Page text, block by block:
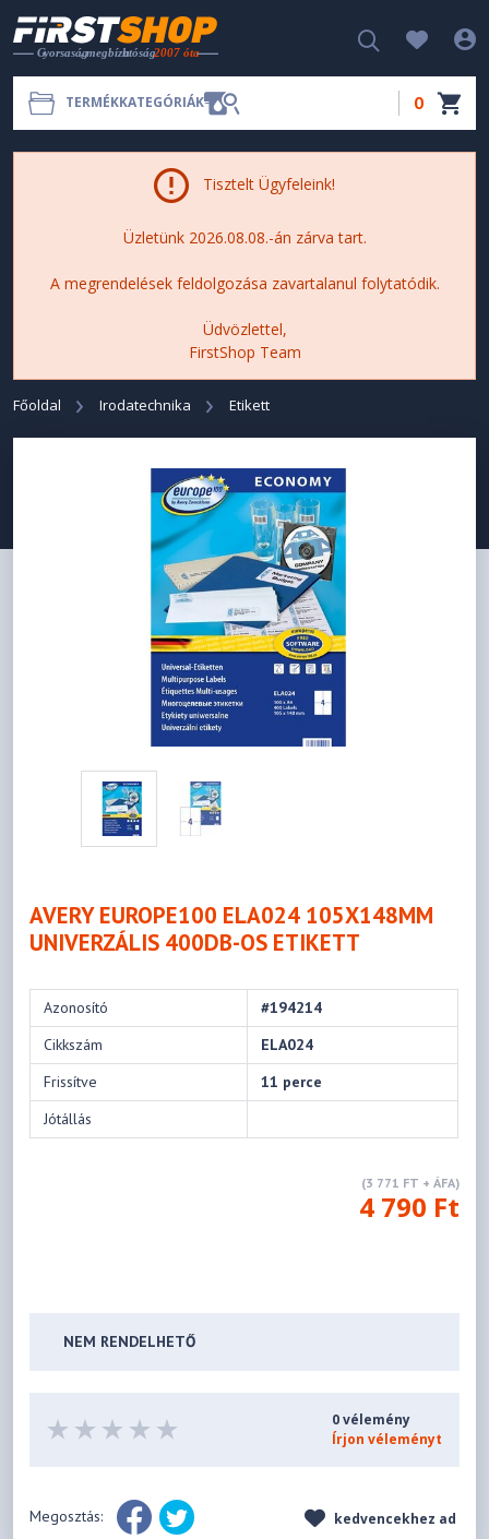
TERMÉKKATEGÓRIÁK 0
Tisztelt Ügyfeleink!
Üzletünk 2026.08.08.-án zárva tart.
A megrendelések feldolgozása zavartalanul folytatódik.
Üdvözlettel,
FirstShop Team
Főoldal Irodatechnika Etikett
AVERY EUROPE100 ELA024 105X148MM
UNIVERZÁLIS 400DB-OS ETIKETT
Azonosító
#194214
Cikkszám
ELA024
Frissítve
11 perce
Jótállás
(3 771 FT + ÁFA)
4 790 Ft
NEM RENDELHETŐ
0 vélemény
Írjon véleményt
Megosztás: kedvencekhez ad